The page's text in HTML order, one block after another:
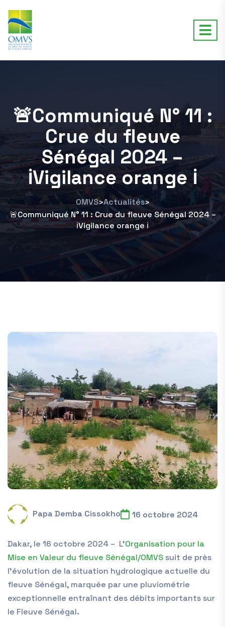
🚨Communiqué N° 11 :
Crue du fleuve
Sénégal 2024 –
ℹ️Vigilance orange ℹ️
OMVS>Actualités>
🚨Communiqué N° 11 : Crue du fleuve Sénégal 2024 –
ℹ️Vigilance orange ℹ️
Papa Demba Cissokho 16 octobre 2024
Dakar, le 16 octobre 2024 – L’Organisation pour la
Mise en Valeur du fleuve Sénégal/OMVSsuit de près
l’évolution de la situation hydrologique actuelle du
fleuve Sénégal, marquée par une pluviométrie
exceptionnelle entraînant des débits importants sur
le Fleuve Sénégal.